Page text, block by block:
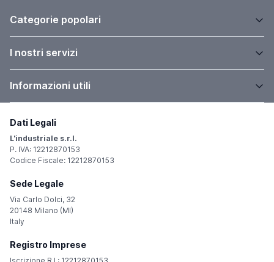
Categorie popolari
I nostri servizi
Informazioni utili
Dati Legali
L'industriale s.r.l.
P. IVA: 12212870153
Codice Fiscale: 12212870153
Sede Legale
Via Carlo Dolci, 32
20148 Milano (MI)
Italy
Registro Imprese